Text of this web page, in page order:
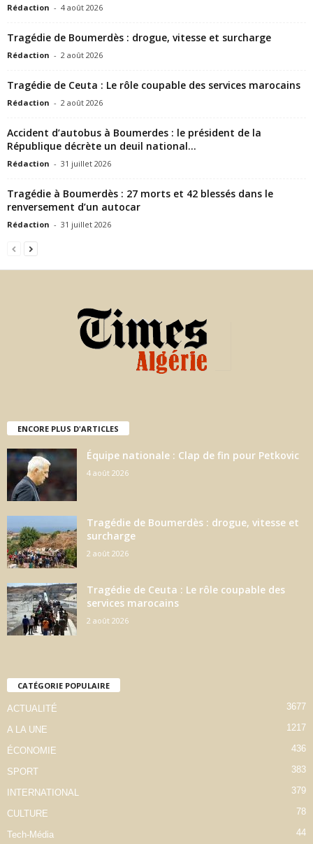
Rédaction - 4 août 2026
Tragédie de Boumerdès : drogue, vitesse et surcharge
Rédaction - 2 août 2026
Tragédie de Ceuta : Le rôle coupable des services marocains
Rédaction - 2 août 2026
Accident d’autobus à Boumerdes : le président de la
République décrète un deuil national...
Rédaction - 31 juillet 2026
Tragédie à Boumerdès : 27 morts et 42 blessés dans le
renversement d’un autocar
Rédaction - 31 juillet 2026
ENCORE PLUS D'ARTICLES
Équipe nationale : Clap de fin pour Petkovic
4 août 2026
Tragédie de Boumerdès : drogue, vitesse et
surcharge
2 août 2026
Tragédie de Ceuta : Le rôle coupable des
services marocains
2 août 2026
CATÉGORIE POPULAIRE
ACTUALITÉ 3677
A LA UNE 1217
ÉCONOMIE 436
SPORT 383
INTERNATIONAL 379
CULTURE 78
Tech-Média 44